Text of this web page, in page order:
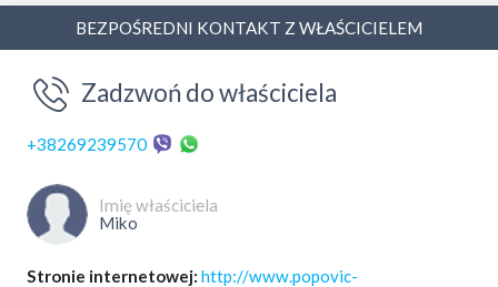
BEZPOŚREDNI KONTAKT Z WŁAŚCICIELEM
Zadzwoń do właściciela
+38269239570
Imię właściciela
Miko
Stronie internetowej: http://www.popovic-